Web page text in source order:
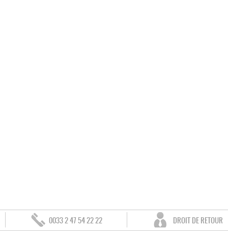
0033 2 47 54 22 22 DROIT DE RETOUR